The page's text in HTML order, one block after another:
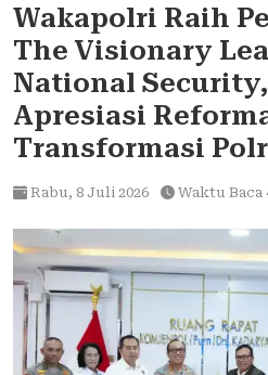
Wakapolri Raih
The Visionary
National
Apresiasi
Transformasi
Rabu, 8 Juli 2026 Waktu Baca